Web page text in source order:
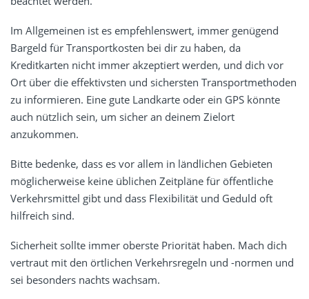
Im Allgemeinen ist es empfehlenswert, immer genügend
Bargeld für Transportkosten bei dir zu haben, da
Kreditkarten nicht immer akzeptiert werden, und dich vor
Ort über die effektivsten und sichersten Transportmethoden
zu informieren. Eine gute Landkarte oder ein GPS könnte
auch nützlich sein, um sicher an deinem Zielort
anzukommen.
Bitte bedenke, dass es vor allem in ländlichen Gebieten
möglicherweise keine üblichen Zeitpläne für öffentliche
Verkehrsmittel gibt und dass Flexibilität und Geduld oft
hilfreich sind.
Sicherheit sollte immer oberste Priorität haben. Mach dich
vertraut mit den örtlichen Verkehrsregeln und -normen und
sei besonders nachts wachsam.